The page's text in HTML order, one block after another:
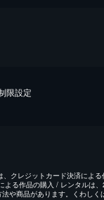
限設定
クレジットカード決済による
よる作品の購入 / レンタルは、
や商品があります。くわしく